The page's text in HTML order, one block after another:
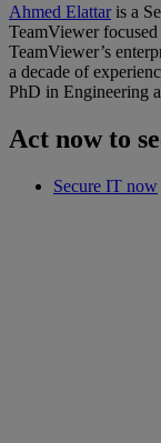
Ahmed Elattaris a
TeamViewer
TeamViewer’s
a decade of
PhD in Engineering
Act now to
Secure IT now